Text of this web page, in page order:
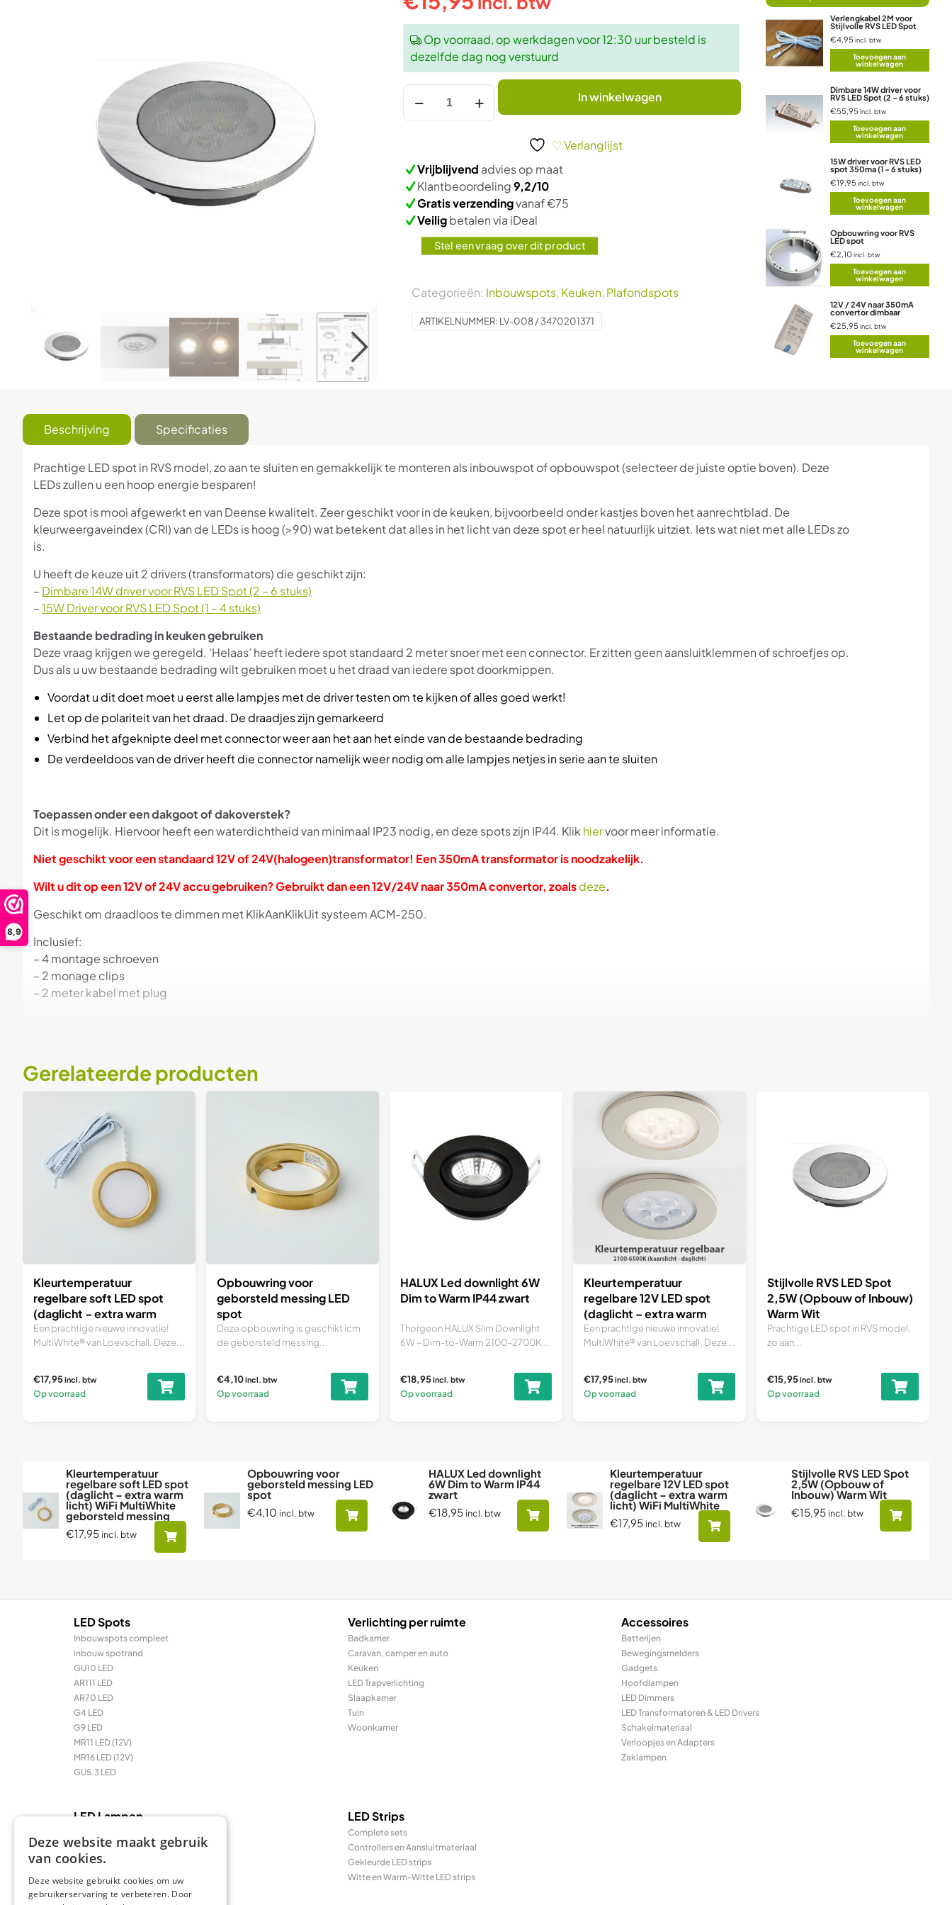
8,9
Op voorraad, op werkdagen voor 12:30 uur besteld is
dezelfde dag nog verstuurd
Stijlvolle
RVS
LED
Neutraal
Wit
(Opbouw
of
Inbouw)
In winkelwagen
♡ Verlanglijst
Vrijblijvend advies op maat
Klantbeoordeling9,2/10
Gratis verzendingvanaf €75
Veiligbetalen via iDeal
Stel een vraag over dit product
Categorieën: Inbouwspots, Keuken, Plafondspots
ARTIKELNUMMER: LV-008 / 3470201371
Verlengkabel 2M voor
Stijlvolle RVS LED Spot
€4,95 incl. btw
Toevoegen aan
winkelwagen
Dimbare 14W driver voor
RVS LED Spot (2 – 6 stuks)
€55,95 incl. btw
Toevoegen aan
winkelwagen
15W driver voor RVS LED
spot 350ma (1 – 6 stuks)
€19,95 incl. btw
Toevoegen aan
winkelwagen
Opbouwring voor RVS
LED spot
€2,10incl. btw
Toevoegen aan
winkelwagen
12V / 24V naar 350mA
convertor dimbaar
€25,95 incl. btw
Toevoegen aan
winkelwagen
Beschrijving Specificaties
Prachtige LED spot in RVS model, zo aan te sluiten en gemakkelijk te monteren als inbouwspot of opbouwspot (selecteer de juiste optie boven). Deze
LEDs zullen u een hoop energie besparen!
Deze spot is mooi afgewerkt en van Deense kwaliteit. Zeer geschikt voor in de keuken, bijvoorbeeld onder kastjes boven het aanrechtblad. De
kleurweergaveindex (CRI) van de LEDs is hoog (>90) wat betekent dat alles in het licht van deze spot er heel natuurlijk uitziet. Iets wat niet met alle LEDs zo
is.
U heeft de keuze uit 2 drivers (transformators) die geschikt zijn:
– Dimbare 14W driver voor RVS LED Spot (2 – 6 stuks)
–15W Driver voor RVS LED Spot (1 – 4 stuks)
Bestaande bedrading in keuken gebruiken
Deze vraag krijgen we geregeld. ‘Helaas’ heeft iedere spot standaard 2 meter snoer met een connector. Er zitten geen aansluitklemmen of schroefjes op.
Dus als u uw bestaande bedrading wilt gebruiken moet u het draad van iedere spot doorkmippen.
Voordat u dit doet moet u eerst alle lampjes met de driver testen om te kijken of alles goed werkt!
Let op de polariteit van het draad. De draadjes zijn gemarkeerd
Verbind het afgeknipte deel met connector weer aan het aan het einde van de bestaande bedrading
De verdeeldoos van de driver heeft die connector namelijk weer nodig om alle lampjes netjes in serie aan te sluiten
Toepassen onder een dakgoot of dakoverstek?
Dit is mogelijk. Hiervoor heeft een waterdichtheid van minimaal IP23 nodig, en deze spots zijn IP44. Klik hiervoor meer informatie.
Niet geschikt voor een standaard 12V of 24V(halogeen)transformator! Een 350mA transformator is noodzakelijk.
Wilt u dit op een 12V of 24V accu gebruiken? Gebruikt dan een 12V/24V naar 350mA convertor, zoalsdeze.
Geschikt om draadloos te dimmen met KlikAanKlikUit systeem ACM-250.
Inclusief:
– 4 montage schroeven
– 2 monage clips
– 2 meter kabel met plug
Gerelateerde producten
Kleurtemperatuur
regelbare soft LED spot
(daglicht – extra warm
licht) WiFi MultiWhite
geborsteld messing
Een prachtige nieuwe innovatie!
MultiWhite® van Loevschall. Deze...
€17,95incl. btw
Op voorraad
Opbouwring voor
geborsteld messing LED
spot
Deze opbouwring is geschikt icm
de geborsteld messing...
€4,10incl. btw
Op voorraad
HALUX Led downlight 6W
Dim to Warm IP44 zwart
Thorgeon HALUX Slim Downlight
6W – Dim-to-Warm 2100–2700K...
€18,95incl. btw
Op voorraad
Kleurtemperatuur
regelbare 12V LED spot
(daglicht – extra warm
licht) WiFi MultiWhite
Een prachtige nieuwe innovatie!
MultiWhite® van Loevschall. Deze...
€17,95incl. btw
Op voorraad
Stijlvolle RVS LED Spot
2,5W (Opbouw of Inbouw)
Warm Wit
Prachtige LED spot in RVS model,
zo aan...
€15,95incl. btw
Op voorraad
Kleurtemperatuur
regelbare soft LED spot
(daglicht – extra warm
licht) WiFi MultiWhite
geborsteld messing
€17,95 incl. btw
Opbouwring voor
geborsteld messing LED
spot
€4,10 incl. btw
HALUX Led downlight
6W Dim to Warm IP44
zwart
€18,95 incl. btw
Kleurtemperatuur
regelbare 12V LED spot
(daglicht – extra warm
licht) WiFi MultiWhite
€17,95 incl. btw
Stijlvolle RVS LED Spot
2,5W (Opbouw of
Inbouw) Warm Wit
€15,95 incl. btw
LED Spots
Inbouwspots compleet
inbouw spotrand
GU10 LED
AR111 LED
AR70 LED
G4 LED
G9 LED
MR11 LED (12V)
MR16 LED (12V)
GU5.3 LED
Verlichting per ruimte
Badkamer
Caravan, camper en auto
Keuken
LED Trapverlichting
Slaapkamer
Tuin
Woonkamer
Accessoires
Batterijen
Bewegingsmelders
Gadgets
Hoofdlampen
LED Dimmers
LED Transformatoren & LED Drivers
Schakelmateriaal
Verloopjes en Adapters
Zaklampen
LED Lampen
E14 LED
LED Prikkabel en feestverlichting
LED TL & LED PL
R7 / R7s LED
LED Strips
Complete sets
Controllers en Aansluitmateriaal
Gekleurde LED strips
Witte en Warm-Witte LED strips
Deze website maakt gebruik
van cookies.
Deze website gebruikt cookies om uw
gebruikerservaring te verbeteren. Door